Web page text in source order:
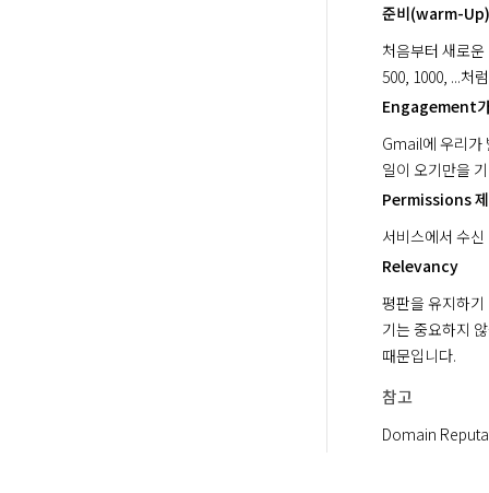
준비(warm-
처음부터 새로
500, 1000, ...처
Engagement가
Gmail에 우리가
일이 오기만을
Permissions
서비스에서 수
Relevancy
평판을 유지하
기는 중요하지
때문입니다.
참고
Domain